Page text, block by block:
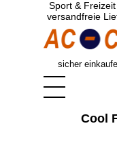
Sport &
versandfreie
sicher
Cool